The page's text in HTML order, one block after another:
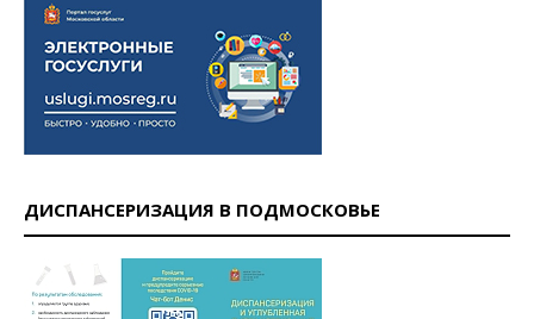
ДИСПАНСЕРИЗАЦИЯ В ПОДМОСКОВЬЕ